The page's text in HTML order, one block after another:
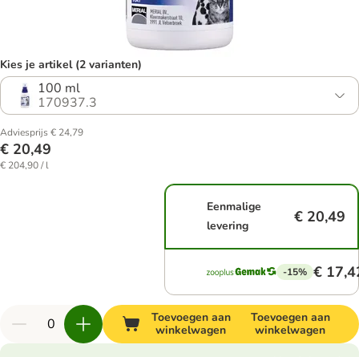
Kies je artikel (2 varianten)
100 ml
170937.3
Adviesprijs € 24,79
€ 20,49
€ 204,90 / l
Eenmalige
levering
€ 20,49
-15% €
Toevoegen aan
winkelwagen
Toevoegen aan
winkelwagen